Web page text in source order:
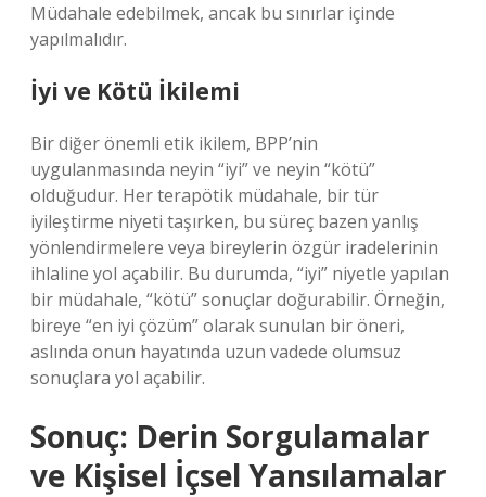
Müdahale edebilmek, ancak bu sınırlar içinde
yapılmalıdır.
İyi ve Kötü İkilemi
Bir diğer önemli etik ikilem, BPP’nin
uygulanmasında neyin “iyi” ve neyin “kötü”
olduğudur. Her terapötik müdahale, bir tür
iyileştirme niyeti taşırken, bu süreç bazen yanlış
yönlendirmelere veya bireylerin özgür iradelerinin
ihlaline yol açabilir. Bu durumda, “iyi” niyetle yapılan
bir müdahale, “kötü” sonuçlar doğurabilir. Örneğin,
bireye “en iyi çözüm” olarak sunulan bir öneri,
aslında onun hayatında uzun vadede olumsuz
sonuçlara yol açabilir.
Sonuç: Derin Sorgulamalar
ve Kişisel İçsel Yansılamalar